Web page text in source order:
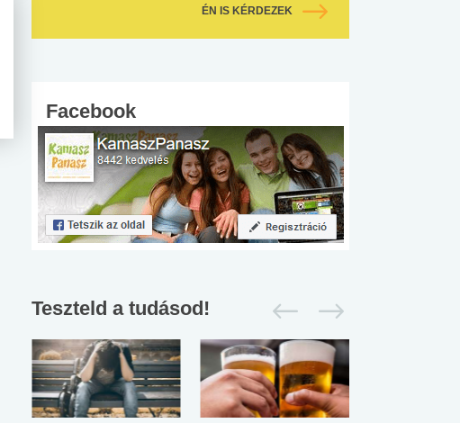
ÉN IS KÉRDEZEK
Facebook
Teszteld a tudásod!